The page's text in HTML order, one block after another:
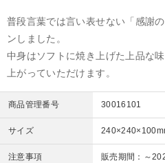
普段言葉では言い表せない「感謝
ンしました。
中身はソフトに焼き上げた上品な
上がっていただけます。
商品管理番号 30016101
サイズ
注意事項 販売期間：～